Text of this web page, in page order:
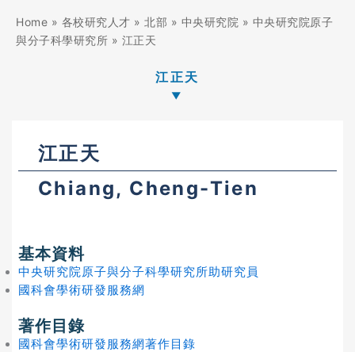
Home » 各校研究人才 » 北部 » 中央研究院 » 中央研究院原子
與分子科學研究所 » 江正天
江正天
江正天
Chiang, Cheng-Tien
基本資料
中央研究院原子與分子科學研究所助研究員
國科會學術研發服務網
著作目錄
國科會學術研發服務網著作目錄